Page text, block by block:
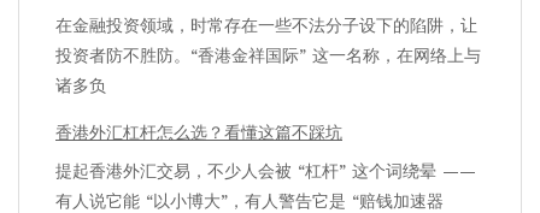
在金融投资领域，时常存在一些不法分子设下的陷阱，让
投资者防不胜防。“香港金祥国际” 这一名称，在网络上与
诸多负
香港外汇杠杆怎么选？看懂这篇不踩坑
提起香港外汇交易，不少人会被 “杠杆” 这个词绕晕 ——
有人说它能 “以小博大”，有人警告它是 “赔钱加速器